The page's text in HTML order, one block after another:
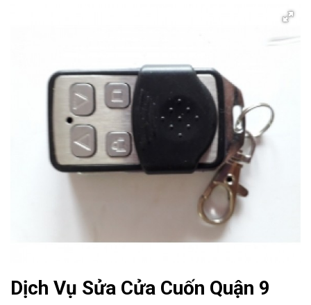
Dịch Vụ Sửa Cửa Cuốn Quận 9